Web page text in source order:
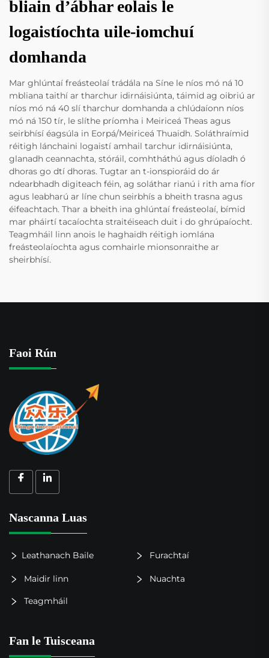
bliain d’ábhar eolais le
logaistíochta uile-iomchuí
domhanda
Mar ghlúntaí freásteolaí trádála na Síne le níos mó ná 10
mbliana taithí ar tharchur idirnáisiúnta, táimid ag oibriú ar
níos mó ná 40 slí tharchur domhanda a chlúdaíonn níos
mó ná 150 tír, le slíthe príomha i Meiriceá Theas agus
seirbhísí éagsúla in Eorpá/Meiriceá Thuaidh. Soláthraímid
réitigh lánchaini logaistí amhail tarchur idirnáisiúnta,
glanadh ceannachta, stóráil, comhtháthú agus díoladh ó
dhoras go dtí dhoras. Tugtar an t-ionspioráid do ár
ndearbhadh digiteach féin, ag soláthar rianú i rith ama fíor
agus leabharú ar líne chun seirbhís a bheith trasna agus
éifeachtach. Thar a bheith ina ghlúntaí freásteolaí, bímid
mar pháirtí tacaíochta straitéiseach duit i do ghrúpaíocht.
Teagmháil linn anois le haghaidh réitigh iomlána
freásteolaíochta agus comhairle mionsonraithe ar
sheirbhísí.
Faoi Rún
Nascanna Luas
Leathanach Baile Furachtaí
Maidir linn Nuachta
Teagmháil
Fan le Tuisceana